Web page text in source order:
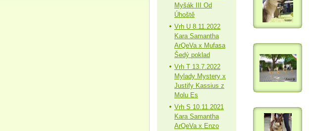
Myšák III Od
Úhoště
Vrh U 8.11.2022
Kara Samantha
ArQeVa x Mufasa
Šedý poklad
Vrh T 13.7.2022
Mylady Mystery x
Justify Kassius z
Molu Es
Vrh S 10.11.2021
Kara Samantha
ArQeVa x Enzo